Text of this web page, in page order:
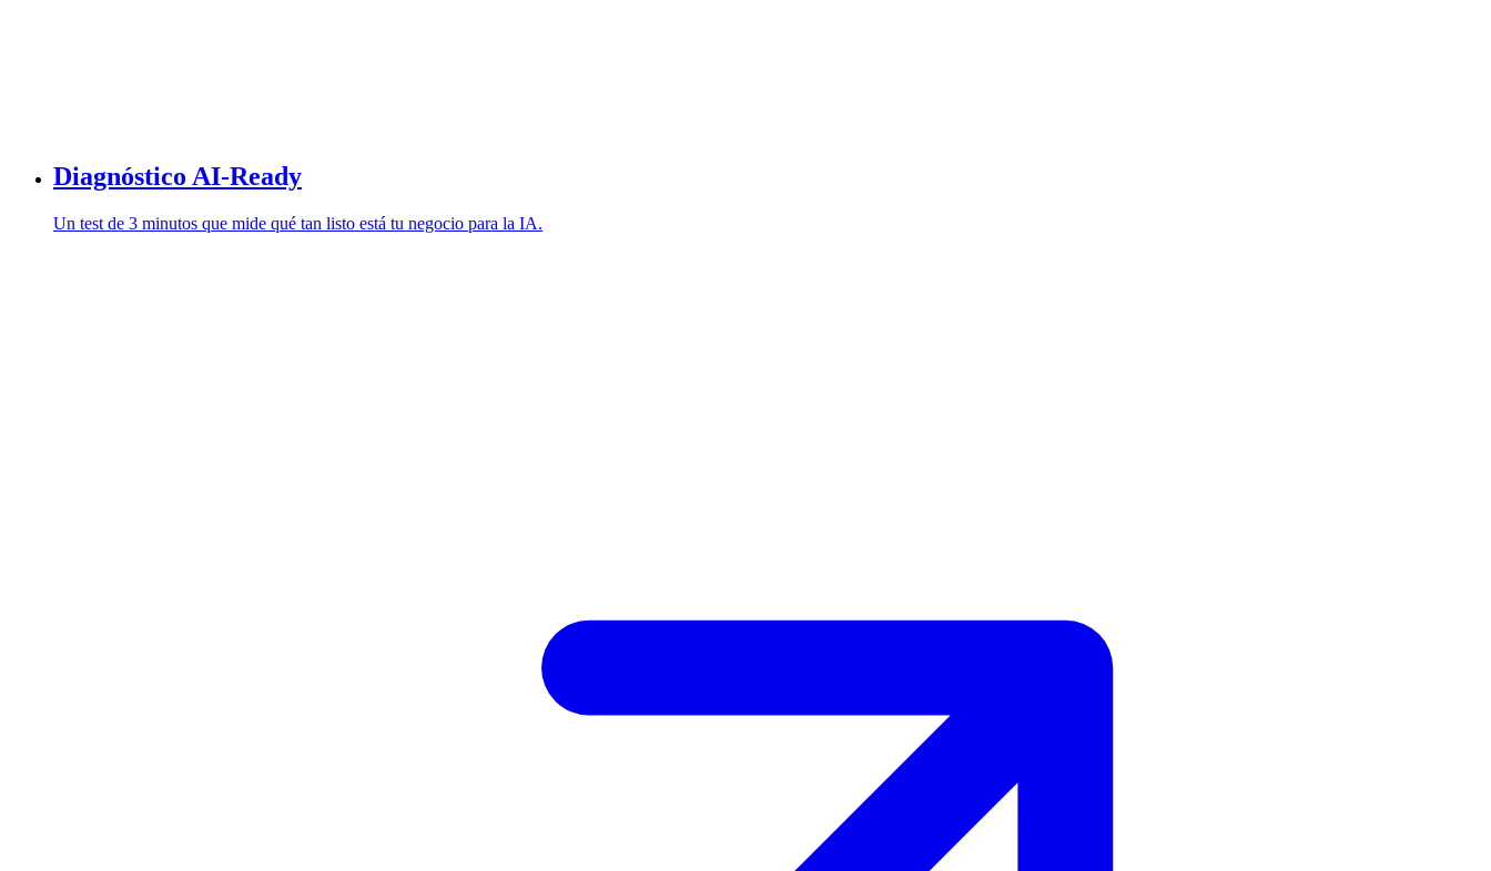
Diagnóstico AI-Ready
Un test de 3 minutos que mide qué tan listo está tu negocio para la IA.